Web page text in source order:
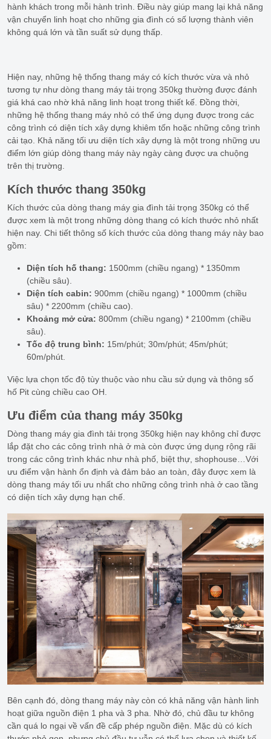
hành khách trong mỗi hành trình. Điều này giúp mang lại khả năng
vận chuyển linh hoạt cho những gia đình có số lượng thành viên
không quá lớn và tần suất sử dụng thấp.
Hiện nay, những hệ thống thang máy có kích thước vừa và nhỏ
tương tự như dòng thang máy tải trọng 350kg thường được đánh
giá khá cao nhờ khả năng linh hoạt trong thiết kế. Đồng thời,
những hệ thống thang máy nhỏ có thể ứng dụng được trong các
công trình có diện tích xây dựng khiêm tốn hoặc những công trình
cải tạo. Khả năng tối ưu diện tích xây dựng là một trong những ưu
điểm lớn giúp dòng thang máy này ngày càng được ưa chuộng
trên thị trường.
Kích thước thang 350kg
Kích thước của dòng thang máy gia đình tải trọng 350kg có thể
được xem là một trong những dòng thang có kích thước nhỏ nhất
hiện nay. Chi tiết thông số kích thước của dòng thang máy này bao
gồm:
Diện tích hố thang: 1500mm (chiều ngang) * 1350mm
(chiều sâu).
Diện tích cabin: 900mm (chiều ngang) * 1000mm (chiều
sâu) * 2200mm (chiều cao).
Khoảng mở cửa: 800mm (chiều ngang) * 2100mm (chiều
sâu).
Tốc độ trung bình: 15m/phút; 30m/phút; 45m/phút;
60m/phút.
Việc lựa chọn tốc độ tùy thuộc vào nhu cầu sử dụng và thông số
hố Pit cùng chiều cao OH.
Ưu điểm của thang máy 350kg
Dòng thang máy gia đình tải trọng 350kg hiện nay không chỉ được
lắp đặt cho các công trình nhà ở mà còn được ứng dụng rộng rãi
trong các công trình khác như nhà phố, biệt thự, shophouse…Với
ưu điểm vận hành ổn định và đảm bảo an toàn, đây được xem là
dòng thang máy tối ưu nhất cho những công trình nhà ở cao tầng
có diện tích xây dựng hạn chế.
Bên cạnh đó, dòng thang máy này còn có khả năng vận hành linh
hoạt giữa nguồn điện 1 pha và 3 pha. Nhờ đó, chủ đầu tư không
cần quá lo ngại về vấn đề cấp phép nguồn điện. Mặc dù có kích